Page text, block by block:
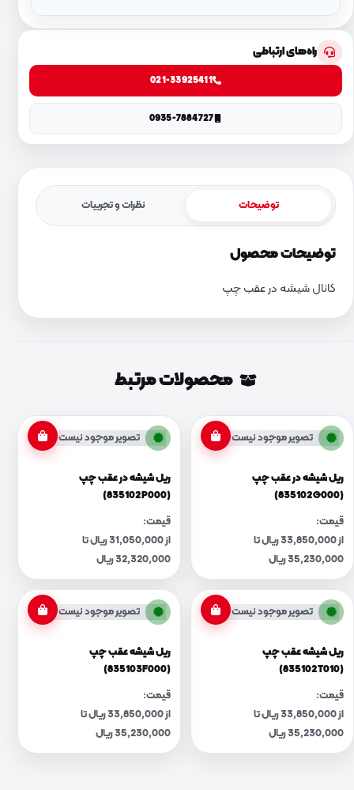
راه‌های ارتباطی
021-33925411
0935-7884727
توضیحات نظرات و تجربیات
توضیحات محصول
کانال شیشه در عقب چپ
محصولات مرتبط
تصویر موجود نیست
ریل شیشه در عقب چپ
(835102G000)
قیمت:
از 33,850,000 ریال تا
35,230,000 ریال
تصویر موجود نیست
ریل شیشه در عقب چپ
(835102P000)
قیمت:
از 31,050,000 ریال تا
32,320,000 ریال
تصویر موجود نیست
ریل شیشه عقب چپ
(835102T010)
قیمت:
از 33,850,000 ریال تا
35,230,000 ریال
تصویر موجود نیست
ریل شیشه عقب چپ
(835103F000)
قیمت:
از 33,850,000 ریال تا
35,230,000 ریال